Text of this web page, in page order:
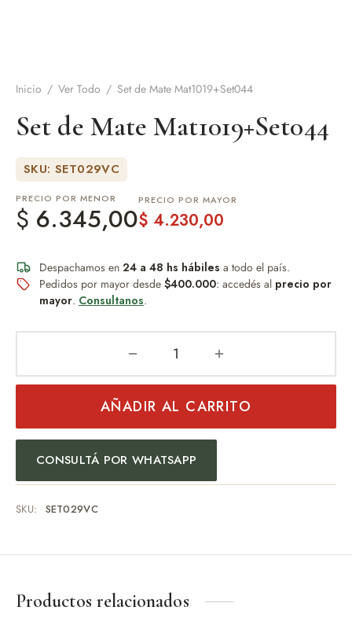
Inicio / Ver Todo / Set de Mate Mat1019+Set044
Set de Mate Mat1019+Set044
SKU: SET029VC
PRECIO POR MENOR
$ 6.345,00
PRECIO POR MAYOR
$ 4.230,00
Despachamos en 24 a 48 hs hábiles a todo el país.
Pedidos por mayor desde $400.000: accedés al precio por
mayor. Consultanos.
AÑADIR AL CARRITO
CONSULTÁ POR WHATSAPP
SKU: SET029VC
Productos relacionados
y accesorios